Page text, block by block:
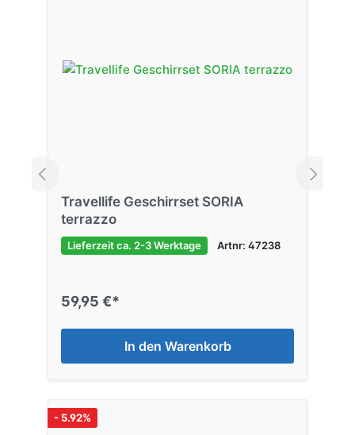
Travellife Geschirrset SORIA
terrazzo
Lieferzeit ca. 2-3 Werktage Artnr: 47238
59,95 €*
In den Warenkorb
- 5.92%